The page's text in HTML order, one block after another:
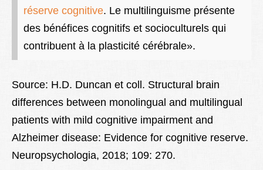
réserve cognitive. Le multilinguisme présente
des bénéfices cognitifs et socioculturels qui
contribuent à la plasticité cérébrale».
Source: H.D. Duncan et coll. Structural brain
differences between monolingual and multilingual
patients with mild cognitive impairment and
Alzheimer disease: Evidence for cognitive reserve.
Neuropsychologia, 2018; 109: 270.